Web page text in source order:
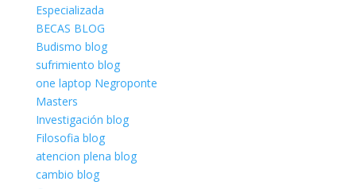
Especializada
BECAS BLOG
Budismo blog
sufrimiento blog
one laptop Negroponte
Masters
Investigación blog
Filosofia blog
atencion plena blog
cambio blog